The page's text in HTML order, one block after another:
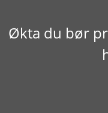
Økta du bør